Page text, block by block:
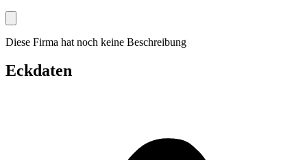
Diese Firma hat noch keine Beschreibung
Eckdaten